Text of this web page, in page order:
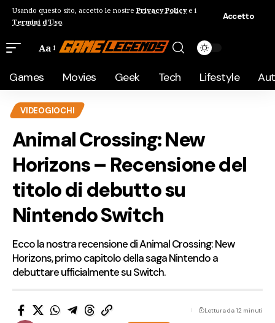
Usando questo sito, accetto le nostre Privacy Policye i
Termini d'Uso.
Accetto
Aa
Games Movies Geek Tech Lifestyle
VIDEOGIOCHI
Animal Crossing: New
Horizons – Recensione del
titolo di debutto su
Nintendo Switch
Ecco la nostra recensione di Animal Crossing: New
Horizons, primo capitolo della saga Nintendo a
debuttare ufficialmente su Switch.
Lettura da 12 minuti